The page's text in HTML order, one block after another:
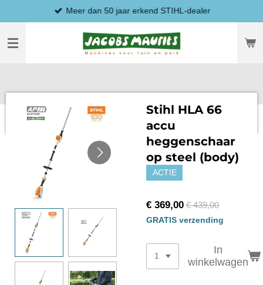
direct
naar
hoofdinhoud
Meer dan 50 jaar erkend STIHL-dealer
Stihl HLA 66
accu
heggenschaar
op steel (body)
ACTIE
€ 369,00 € 439,00
GRATIS verzending
In
winkelwagen